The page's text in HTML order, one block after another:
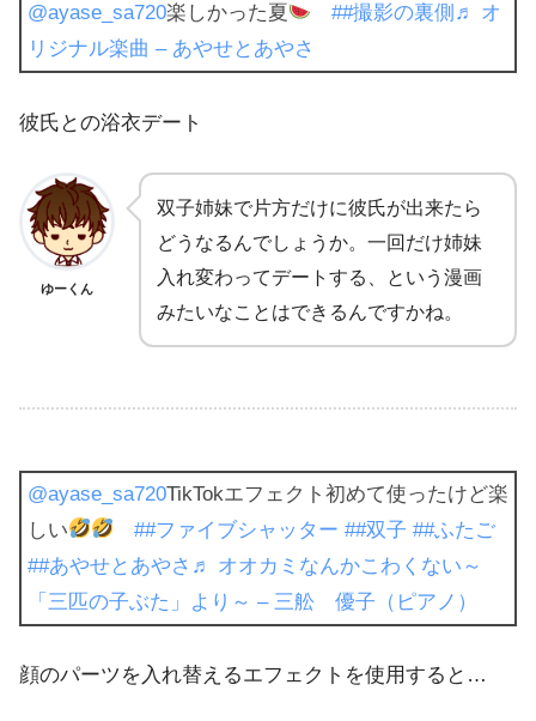
@ayase_sa720楽しかった夏 ##撮影の裏側 ♬ オ
リジナル楽曲 – あやせとあやさ
彼氏との浴衣デート
ゆーくん
双子姉妹で片方だけに彼氏が出来たら
どうなるんでしょうか。一回だけ姉妹
入れ変わってデートする、という漫画
みたいなことはできるんですかね。
@ayase_sa720TikTokエフェクト初めて使ったけど楽
しい
##ファイブシャッター ##双子 ##ふたご
##あやせとあやさ ♬ オオカミなんかこわくない～
「三匹の子ぶた」より～ – 三舩 優子（ピアノ）
顔のパーツを入れ替えるエフェクトを使用すると…